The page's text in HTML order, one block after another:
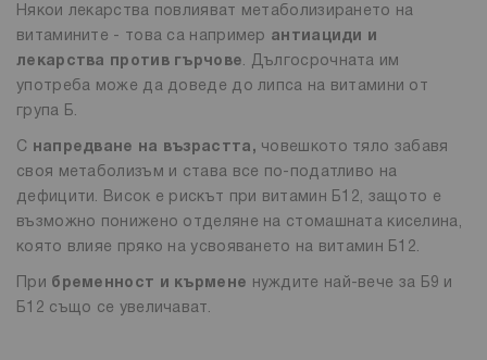
Някои лекарства повлияват метаболизирането на
витамините - това са например антиациди и
лекарства против гърчове. Дългосрочната им
употреба може да доведе до липса на витамини от
група Б.
С напредване на възрастта, човешкото тяло забавя
своя метаболизъм и става все по-податливо на
дефицити. Висок е рискът при витамин Б12, защото е
възможно понижено отделяне на стомашната киселина,
която влияе пряко на усвояването на витамин Б12.
При бременност и кърмене нуждите най-вече за Б9 и
Б12 също се увеличават.